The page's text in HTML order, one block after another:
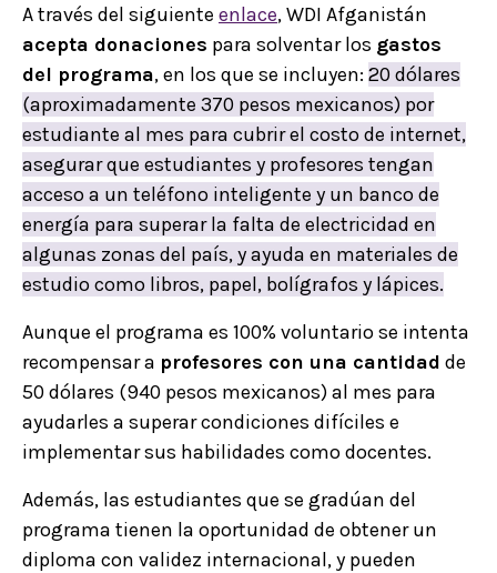
A través del siguiente enlace, WDI Afganistán
acepta donaciones para solventar los gastos
del programa, en los que se incluyen: 20 dólares
(aproximadamente 370 pesos mexicanos) por
estudiante al mes para cubrir el costo de internet,
asegurar que estudiantes y profesores tengan
acceso a un teléfono inteligente y un banco de
energía para superar la falta de electricidad en
algunas zonas del país, y ayuda en materiales de
estudio como libros, papel, bolígrafos y lápices.
Aunque el programa es 100% voluntario se intenta
recompensar a profesores con una cantidad de
50 dólares (940 pesos mexicanos) al mes para
ayudarles a superar condiciones difíciles e
implementar sus habilidades como docentes.
Además, las estudiantes que se gradúan del
programa tienen la oportunidad de obtener un
diploma con validez internacional, y pueden